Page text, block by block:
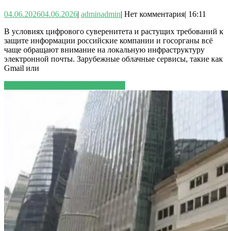
04.06.202604.06.2026| adminadmin| Нет комментария| 16:11
В условиях цифрового суверенитета и растущих требований к
защите информации российские компании и госорганы всё
чаще обращают внимание на локальную инфраструктуру
электронной почты. Зарубежные облачные сервисы, такие как
Gmail или